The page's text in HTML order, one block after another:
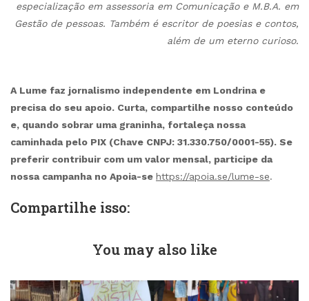
especialização em assessoria em Comunicação e M.B.A. em
Gestão de pessoas. Também é escritor de poesias e contos,
além de um eterno curioso.
A Lume faz jornalismo independente em Londrina e
precisa do seu apoio. Curta, compartilhe nosso conteúdo
e, quando sobrar uma graninha, fortaleça nossa
caminhada pelo PIX (Chave CNPJ: 31.330.750/0001-55). Se
preferir contribuir com um valor mensal, participe da
nossa campanha no Apoia-se https://apoia.se/lume-se.
Compartilhe isso:
You may also like